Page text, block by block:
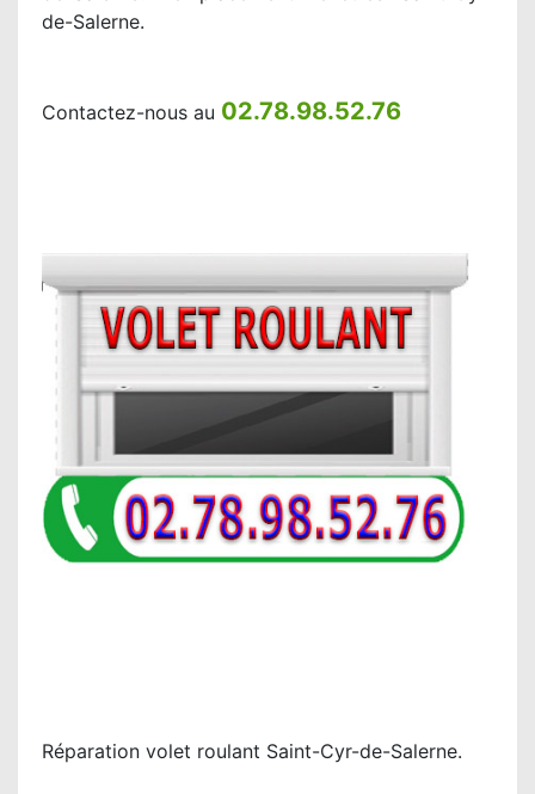
de-Salerne.
Contactez-nous au 02.78.98.52.76
Réparation volet roulant Saint-Cyr-de-Salerne.